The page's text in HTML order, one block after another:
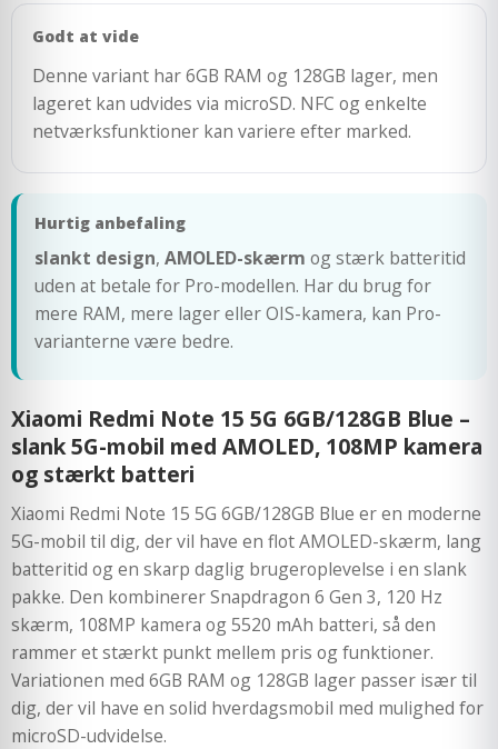
Godt at vide
Denne variant har 6GB RAM og 128GB lager, men
lageret kan udvides via microSD. NFC og enkelte
netværksfunktioner kan variere efter marked.
Hurtig anbefaling
slankt design, AMOLED-skærm og stærk batteritid
uden at betale for Pro-modellen. Har du brug for
mere RAM, mere lager eller OIS-kamera, kan Pro-
varianterne være bedre.
Xiaomi Redmi Note 15 5G 6GB/128GB Blue –
slank 5G-mobil med AMOLED, 108MP kamera
og stærkt batteri
Xiaomi Redmi Note 15 5G 6GB/128GB Blue er en moderne
5G-mobil til dig, der vil have en flot AMOLED-skærm, lang
batteritid og en skarp daglig brugeroplevelse i en slank
pakke. Den kombinerer Snapdragon 6 Gen 3, 120 Hz
skærm, 108MP kamera og 5520 mAh batteri, så den
rammer et stærkt punkt mellem pris og funktioner.
Variationen med 6GB RAM og 128GB lager passer især til
dig, der vil have en solid hverdagsmobil med mulighed for
microSD-udvidelse.